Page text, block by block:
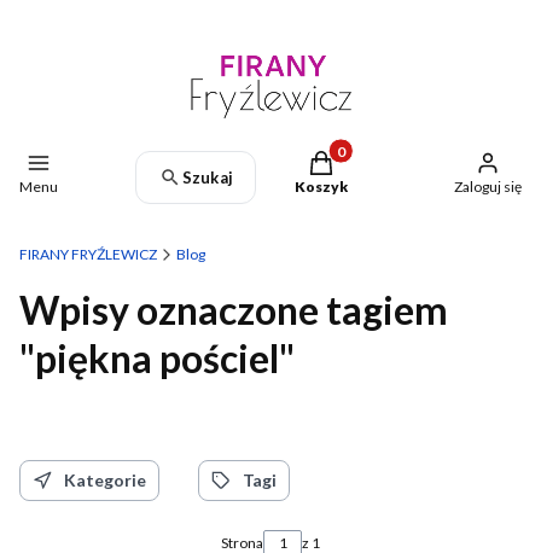
Menu Szukaj
Produkty w koszyku: 0.
Koszyk Zaloguj się
FIRANY FRYŹLEWICZ Blog
Wpisy oznaczone tagiem
"piękna pościel"
Kategorie Tagi
Strona z 1